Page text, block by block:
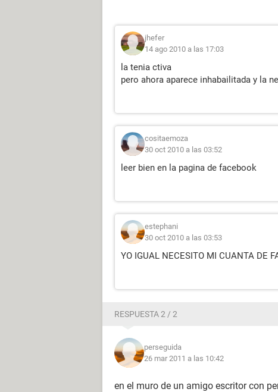
jhefer
14 ago 2010 a las 17:03
la tenia ctiva
pero ahora aparece inhabailitada y la
cositaemoza
30 oct 2010 a las 03:52
leer bien en la pagina de facebook
estephani
30 oct 2010 a las 03:53
YO IGUAL NECESITO MI CUANTA DE
RESPUESTA 2 / 2
perseguida
26 mar 2011 a las 10:42
en el muro de un amigo escritor con